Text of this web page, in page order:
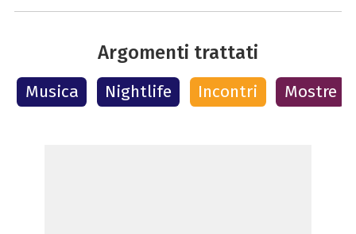
Argomenti trattati
Musica Nightlife Incontri Mostre